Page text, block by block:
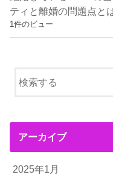
ティと離婚の問題点と
1件のビュー
アーカイブ
2025年1月